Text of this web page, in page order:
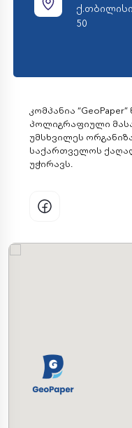
50
კომპანია
პოლიგრაფიული
უმსხვილეს
საქართველოს
უჭირავს.